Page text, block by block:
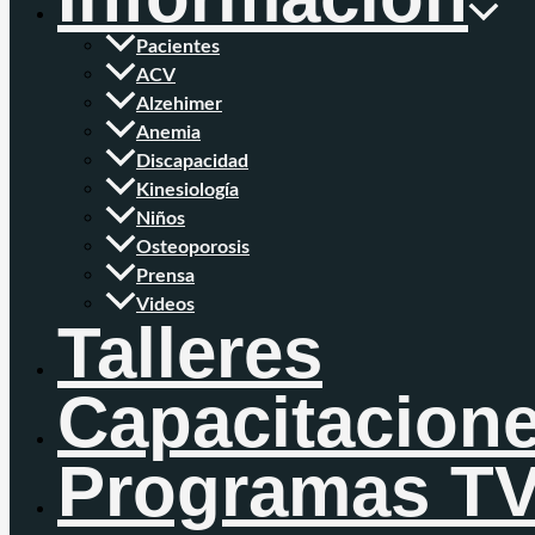
Pacientes
ACV
Alzehimer
Anemia
Discapacidad
Kinesiología
Niños
Osteoporosis
Prensa
Videos
Talleres
Programas